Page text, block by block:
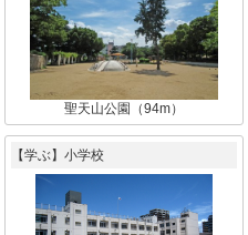
聖天山公園（94m）
【学ぶ】小学校